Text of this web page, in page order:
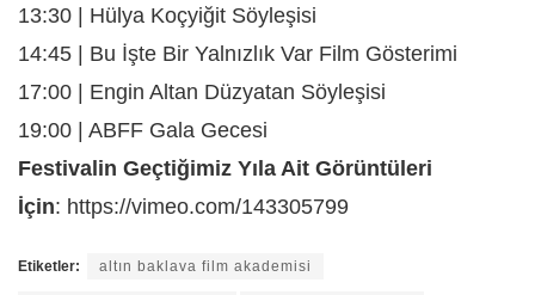
13:30 | Hülya Koçyiğit Söyleşisi
14:45 | Bu İşte Bir Yalnızlık Var Film Gösterimi
17:00 | Engin Altan Düzyatan Söyleşisi
19:00 | ABFF Gala Gecesi
Festivalin Geçtiğimiz Yıla Ait Görüntüleri
İçin: https://vimeo.com/143305799
Etiketler: altın baklava film akademisi